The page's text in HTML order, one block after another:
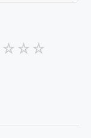
☆ ☆ ☆